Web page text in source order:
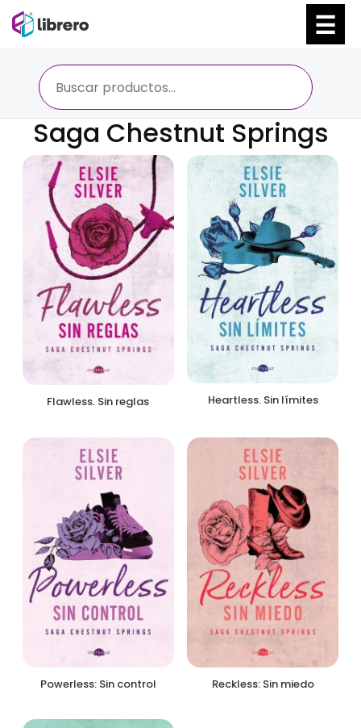
Saga Chestnut Springs
Flawless. Sin reglas Heartless. Sin límites
Powerless: Sin control Reckless: Sin miedo